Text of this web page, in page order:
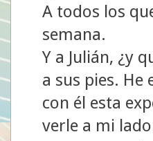
A todos los
semana.
Y a Julián, ¿y
a sus pies.
con él esta
verle a mi